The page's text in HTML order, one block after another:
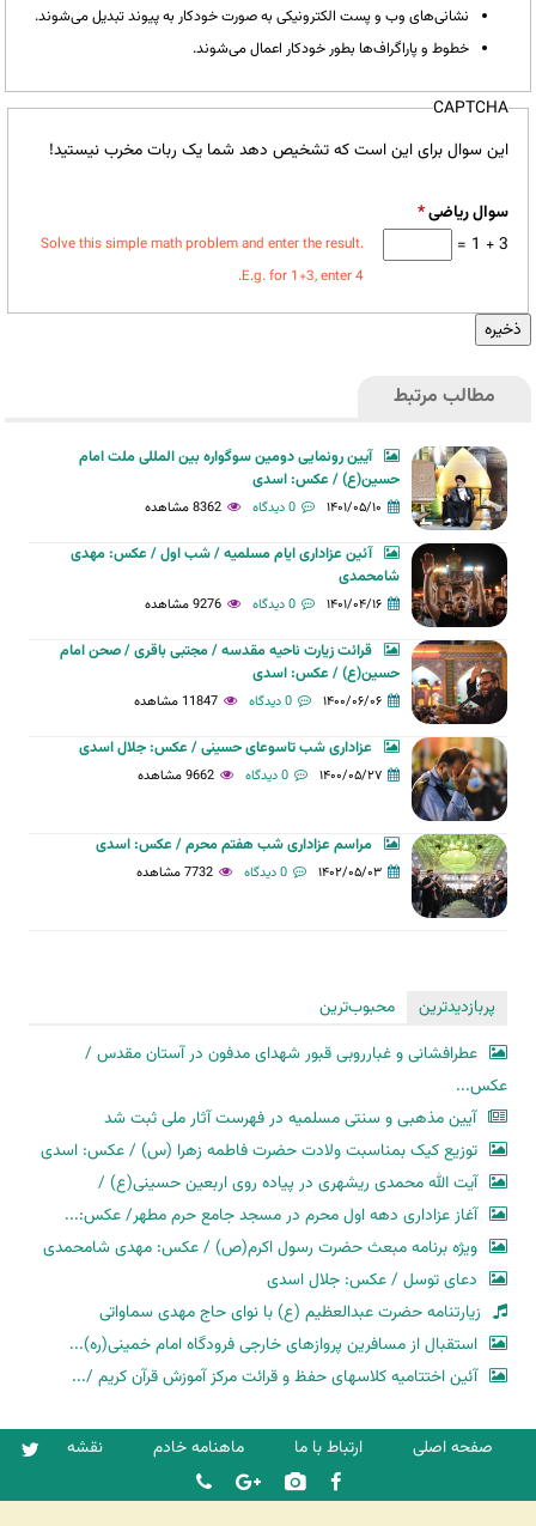
نشانی‌های وب و پست الکترونیکی به صورت خودکار به پیوند تبدیل می‌شوند.
خطوط و پاراگراف‌ها بطور خودکار اعمال می‌شوند.
CAPTCHA
این سوال برای این است که تشخیص دهد شما یک ربات مخرب نیستید!
سوال ریاضی*
3 + 1 =
Solve this simple math problem and enter the result.
E.g. for 1+3, enter 4.
مطالب مرتبط
آیین رونمایی دومین سوگواره بین المللی ملت امام
حسین(ع) / عکس: اسدی
۱۴۰۱/۰۵/۱۰ 0 دیدگاه 8362 مشاهده
آئین عزاداری ایام مسلمیه / شب اول / عکس: مهدی
شامحمدی
۱۴۰۱/۰۴/۱۶ 0 دیدگاه 9276 مشاهده
قرائت زیارت ناحیه مقدسه / مجتبی باقری / صحن امام
حسین(ع) / عکس: اسدی
۱۴۰۰/۰۶/۰۶ 0 دیدگاه 11847 مشاهده
عزاداری شب تاسوعای حسینی / عکس: جلال اسدی
۱۴۰۰/۰۵/۲۷ 0 دیدگاه 9662 مشاهده
مراسم عزاداری شب هفتم محرم / عکس: اسدی
۱۴۰۲/۰۵/۰۳ 0 دیدگاه 7732 مشاهده
پربازدیدترین
محبوب‌ترین
عطرافشانی و غبارروبی قبور شهدای مدفون در آستان مقدس /
عکس...
آیین مذهبی و سنتی مسلمیه در فهرست آثار ملی ثبت شد
توزیع کیک بمناسبت ولادت حضرت فاطمه زهرا (س) / عکس: اسدی
آیت الله محمدی ریشهری در پیاده روی اربعین حسینی(ع) /
آغاز عزاداری دهه اول محرم در مسجد جامع حرم مطهر/ عکس:...
ویژه برنامه مبعث حضرت رسول اکرم(ص) / عکس: مهدی شامحمدی
دعای توسل / عکس: جلال اسدی
زیارتنامه حضرت عبدالعظیم (ع) با نوای حاج مهدی سماواتی
استقبال از مسافرین پروازهای خارجی فرودگاه امام خمینی(ره)...
آئین اختتامیه کلاسهای حفظ و قرائت مرکز آموزش قرآن کریم /...
صفحه اصلی ارتباط با ما ماهنامه خادم نقشه